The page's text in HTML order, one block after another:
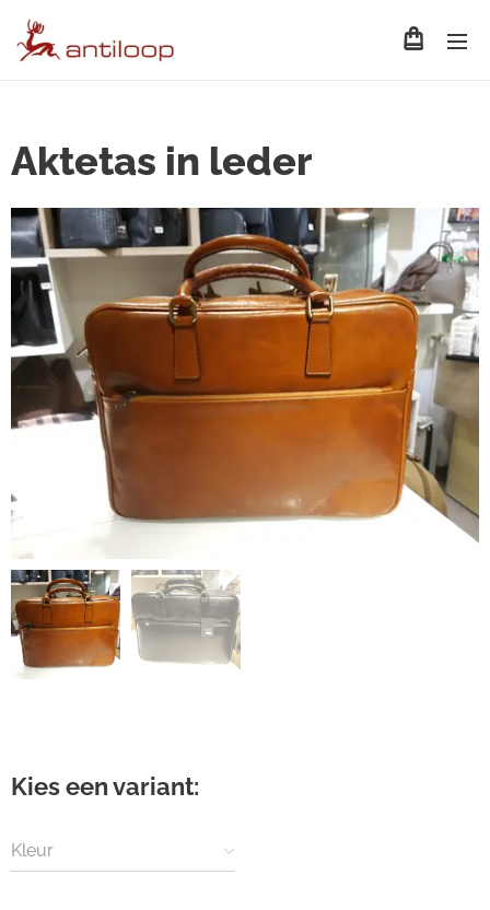
Aktetas in leder
Kies een variant:
Kleur